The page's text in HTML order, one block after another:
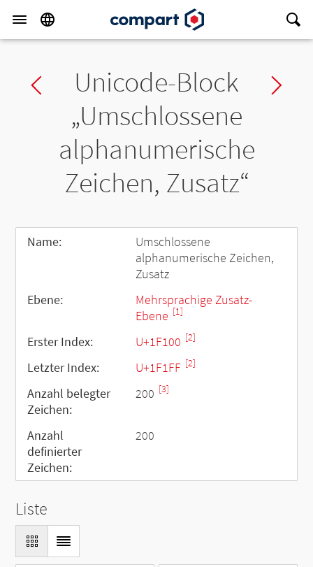
Previous block
Unicode-Block
„Umschlossene
alphanumerische
Zeichen, Zusatz“
Name:
Umschlossene
alphanumerische Zeichen,
Zusatz
Ebene:
Mehrsprachige Zusatz-
Ebene [1]
Erster Index: U+1F100 [2]
Letzter Index: U+1F1FF [2]
Anzahl belegter
Zeichen:
200 [3]
Anzahl
definierter
Zeichen:
200
Liste